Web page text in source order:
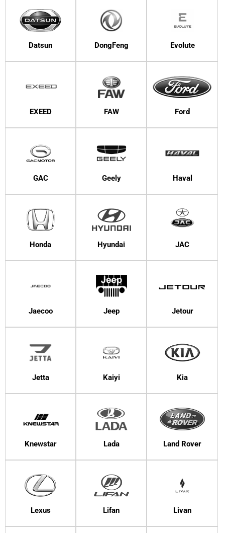
Datsun DongFeng Evolute
EXEED FAW Ford
GAC Geely Haval
Honda Hyundai JAC
Jaecoo Jeep Jetour
Jetta Kaiyi Kia
Knewstar Lada Land Rover
Lexus Lifan Livan